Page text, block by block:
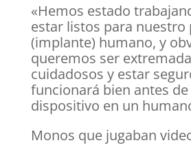
«Hemos estado
estar listos para nuestro
(implante) humano, y
queremos ser
cuidadosos y estar
funcionará bien antes
dispositivo en un
Monos que jugaban